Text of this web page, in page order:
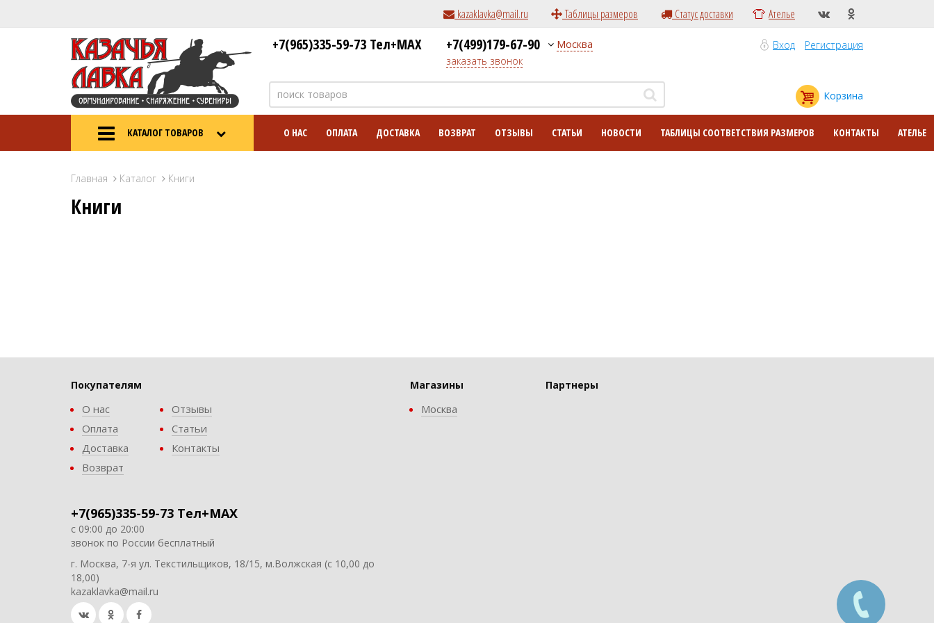
kazaklavka@mail.ru Таблицы размеров Статус доставки Ателье
+7(965)335-59-73 Тел+MAX +7(499)179-67-90
заказать звонок
Москва Вход Регистрация
Корзина
КАТАЛОГ ТОВАРОВ О НАС ОПЛАТА ДОСТАВКА ВОЗВРАТ ОТЗЫВЫ СТАТЬИ НОВОСТИ ТАБЛИЦЫ СООТВЕТСТВИЯ РАЗМЕРОВ КОНТАКТЫ АТЕЛЬЕ
Главная Каталог Книги
Книги
Покупателям
О нас
Оплата
Доставка
Возврат
Отзывы
Статьи
Контакты
+7(965)335-59-73 Тел+MAX
с 09:00 до 20:00
звонок по России бесплатный
г. Москва, 7-я ул. Текстильщиков, 18/15, м.Волжская (с 10,00 до
18,00)
kazaklavka@mail.ru
Магазины
Москва
Партнеры